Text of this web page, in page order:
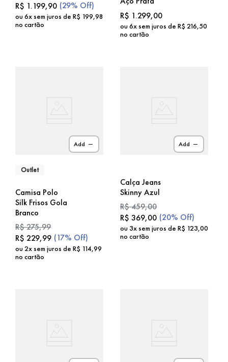
R$ 1.199,90 (29% Off)
ou6x sem juros de R$ 199,98
no cartão
R$ 1.299,00
ou6x sem juros de R$ 216,50
no cartão
Add
Outlet
Camisa Polo
Silk Frisos Gola
Branco
R$275,99
R$ 229,99 (17% Off)
ou2x sem juros de R$ 114,99
no cartão
Add
Calça Jeans
Skinny Azul
R$459,00
R$ 369,00 (20% Off)
ou 3x sem juros de R$ 123,00
no cartão